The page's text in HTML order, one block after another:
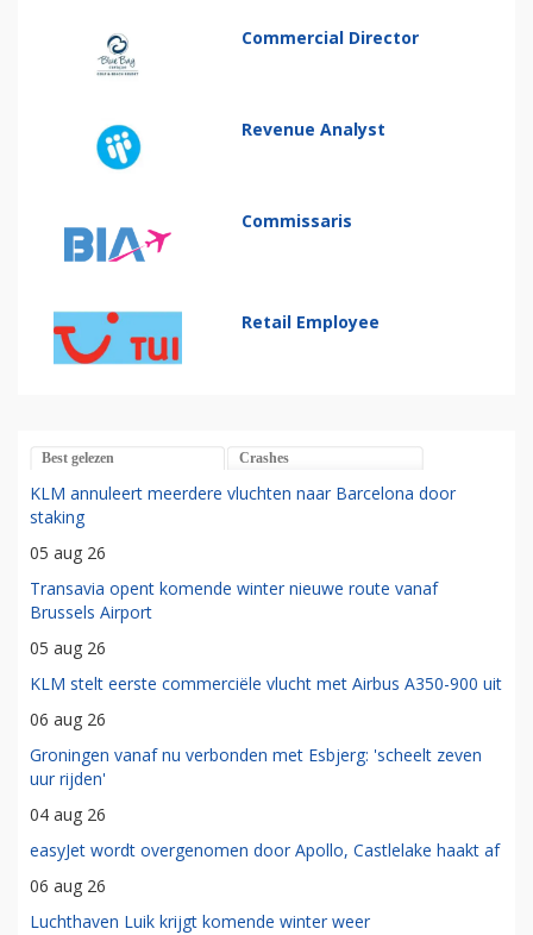
Commercial Director
Revenue Analyst
Commissaris
Retail Employee
Best gelezen Crashes
KLM annuleert meerdere vluchten naar Barcelona door
staking
05 aug 26
Transavia opent komende winter nieuwe route vanaf
Brussels Airport
05 aug 26
KLM stelt eerste commerciële vlucht met Airbus A350-900 uit
06 aug 26
Groningen vanaf nu verbonden met Esbjerg: 'scheelt zeven
uur rijden'
04 aug 26
easyJet wordt overgenomen door Apollo, Castlelake haakt af
06 aug 26
Luchthaven Luik krijgt komende winter weer